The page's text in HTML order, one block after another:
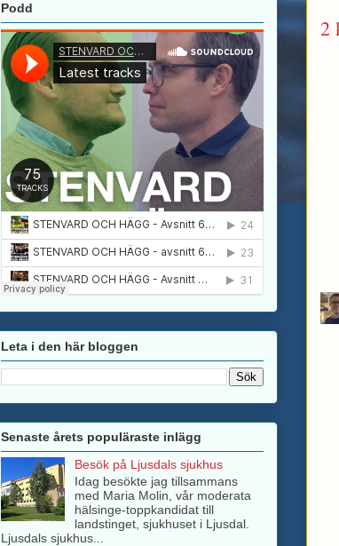
2
Podd
Leta i den här bloggen
Senaste årets populäraste inlägg
Besök på Ljusdals sjukhus
Idag besökte jag tillsammans
med Maria Molin, vår moderata
hälsinge-toppkandidat till
landstinget, sjukhuset i Ljusdal.
Ljusdals sjukhus...